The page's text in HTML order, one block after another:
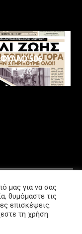
ΦΥΛΛΟ 506
μας για να σας
θυμόμαστε τις
επισκέψεις.
τη χρήση